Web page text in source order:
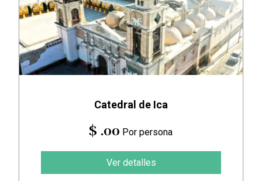
Catedral de Ica
$ .00 Por persona
Ver detalles